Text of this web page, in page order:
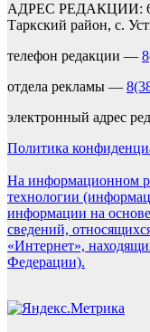
АДРЕС РЕДАКЦИИ:
Таркский район, с.
телефон редакции —
отдела рекламы —
электронный адрес
Политика
На информационном
технологии
информации на
сведений,
«Интернет»,
Федерации).